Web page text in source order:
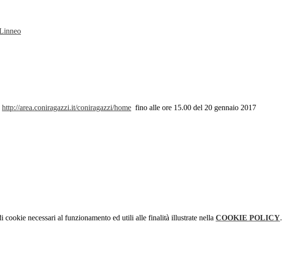
http://area.coniragazzi.it/coniragazzi/home fino alle ore 15.00 del 20 gennaio 2017
necessari al funzionamento ed utili alle finalità illustrate nella COOKIE POLICY.